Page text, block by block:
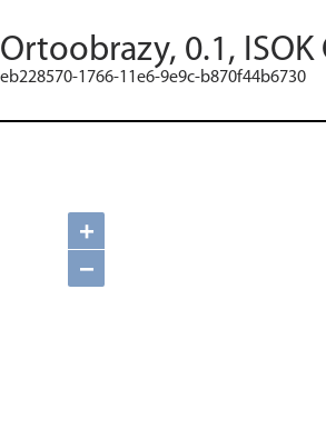
Ortoobrazy, 0.1, ISOK
eb228570-1766-11e6-9e9c-b870f44b6730
+
−